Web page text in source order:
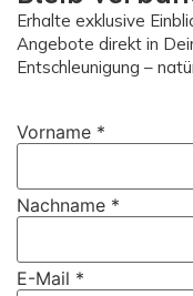
Erhalte exklusive
Angebote direkt in
Entschleunigung –
Vorname *
Nachname *
E-Mail *